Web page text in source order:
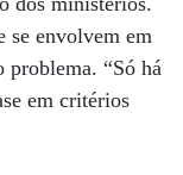
se envolvem em
problema. “Só há
em critérios